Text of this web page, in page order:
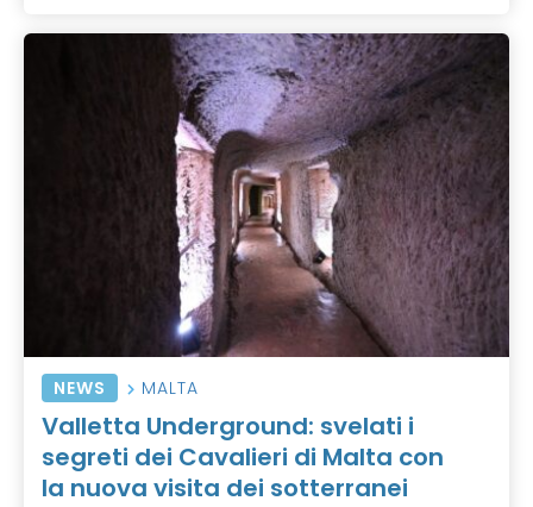
NEWS MALTA
Valletta Underground: svelati i
segreti dei Cavalieri di Malta con
la nuova visita dei sotterranei